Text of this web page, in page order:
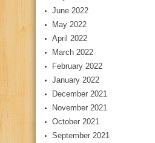
June 2022
May 2022
April 2022
March 2022
February 2022
January 2022
December 2021
November 2021
October 2021
September 2021